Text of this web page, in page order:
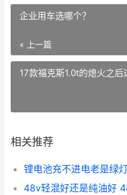
企业用车选哪个？
« 上一篇
17款福克斯1.0t的熄火之后
相关推荐
锂电池充不进电老是绿
48v轻混好还是纯油好